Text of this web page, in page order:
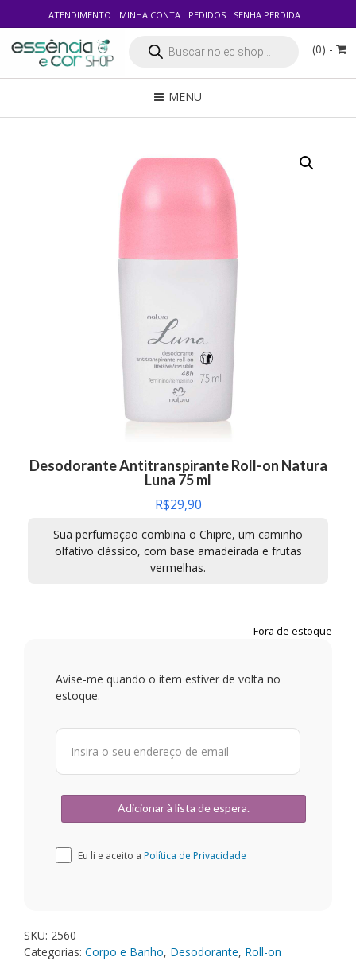
ATENDIMENTO MINHA CONTA PEDIDOS SENHA PERDIDA
produtos (0) -
MENU
Desodorante Antitranspirante Roll-on Natura
Luna 75 ml
R$29,90
Sua perfumação combina o Chipre, um caminho
olfativo clássico, com base amadeirada e frutas
vermelhas.
Fora de estoque
Avise-me quando o item estiver de volta no
estoque.
Eu li e aceito a Política de Privacidade
SKU: 2560
Categorias: Corpo e Banho, Desodorante, Roll-on